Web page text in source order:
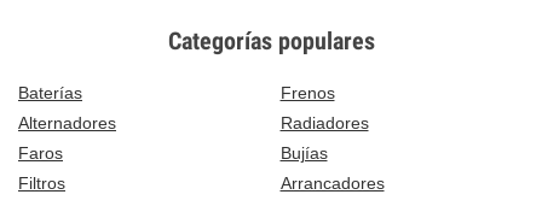
Categorías populares
Baterías
Frenos
Alternadores
Radiadores
Faros
Bujías
Filtros
Arrancadores